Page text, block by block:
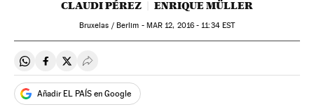
CLAUDI PÉREZ ENRIQUE MÜLLER
Bruxelas / Berlim - MAR 12, 2016 - 11:34EST
Compartir en Whatsapp
Compartir en Facebook
Compartir en Twitter
Desplegar Redes Sociales
Añadir EL PAÍS en Google